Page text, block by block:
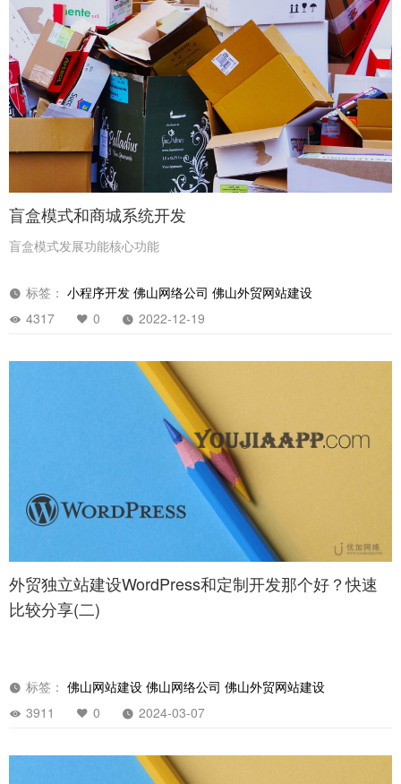
盲盒模式和商城系统开发
盲盒模式发展功能核心功能
标签： 小程序开发 佛山网络公司 佛山外贸网站建设
4317
0 2022-12-19
外贸独立站建设WordPress和定制开发那个好？快速
比较分享(二)
标签： 佛山网站建设 佛山网络公司 佛山外贸网站建设
3911
0 2024-03-07